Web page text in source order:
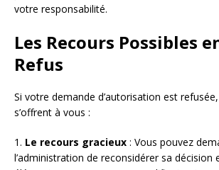
votre responsabilité.
Les Recours Possibles
Refus
Si votre demande d’autorisation est
s’offrent à vous :
1. Le recours gracieux : Vous pouvez
l’administration de reconsidérer sa décision